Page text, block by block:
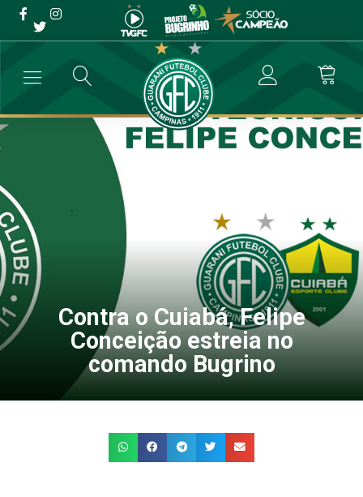
Contra o Cuiabá, Felipe
Conceição estreia no
comando Bugrino
→ Contra o Cuiabá, Felipe Conceição
Contra o Cuiabá, Felipe
Conceição estreia no
comando Bugrino